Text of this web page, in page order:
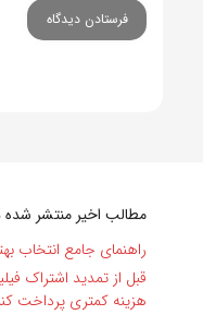
مطالب اخیر منتشر شده
راهنمای جامع انتخاب
هزینه کمتری پرداخت